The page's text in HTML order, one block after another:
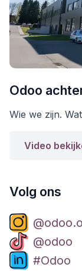
Odoo
Wie we zijn.
Video
Volg ons
@odoo
#Odoo